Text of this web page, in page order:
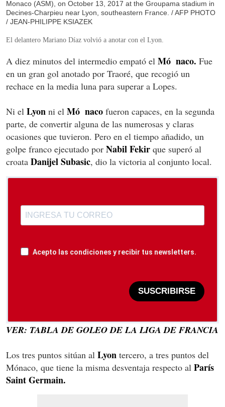
Monaco (ASM), on October 13, 2017 at the Groupama stadium in
Decines-Charpieu near Lyon, southeastern France. / AFP PHOTO
/ JEAN-PHILIPPE KSIAZEK
El delantero Mariano Díaz volvió a anotar con el Lyon.
A diez minutos del intermedio empató el Mó naco. Fue
en un gran gol anotado por Traoré, que recogió un
rechace en la media luna para superar a Lopes.
Ni el Lyon ni el Mó naco fueron capaces, en la segunda
parte, de convertir alguna de las numerosas y claras
ocasiones que tuvieron. Pero en el tiempo añadido, un
golpe franco ejecutado por Nabil Fekir que superó al
croata Danijel Subasic, dio la victoria al conjunto local.
Acepto las condiciones y recibir tus newsletters.
SUSCRIBIRSE
VER: TABLA DE GOLEO DE LA LIGA DE FRANCIA
Los tres puntos sitúan al Lyon tercero, a tres puntos del
Mónaco, que tiene la misma desventaja respecto al París
Saint Germain.